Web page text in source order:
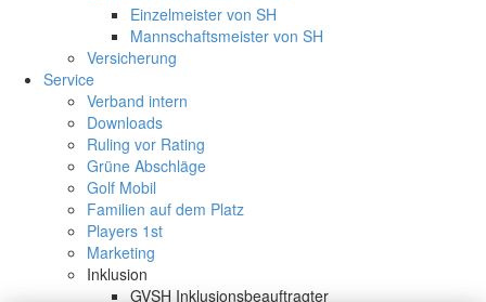
Einzelmeister von SH
Mannschaftsmeister von SH
Versicherung
Service
Verband intern
Downloads
Ruling vor Rating
Grüne Abschläge
Golf Mobil
Familien auf dem Platz
Players 1st
Marketing
Inklusion
GVSH Inklusionsbeauftragter